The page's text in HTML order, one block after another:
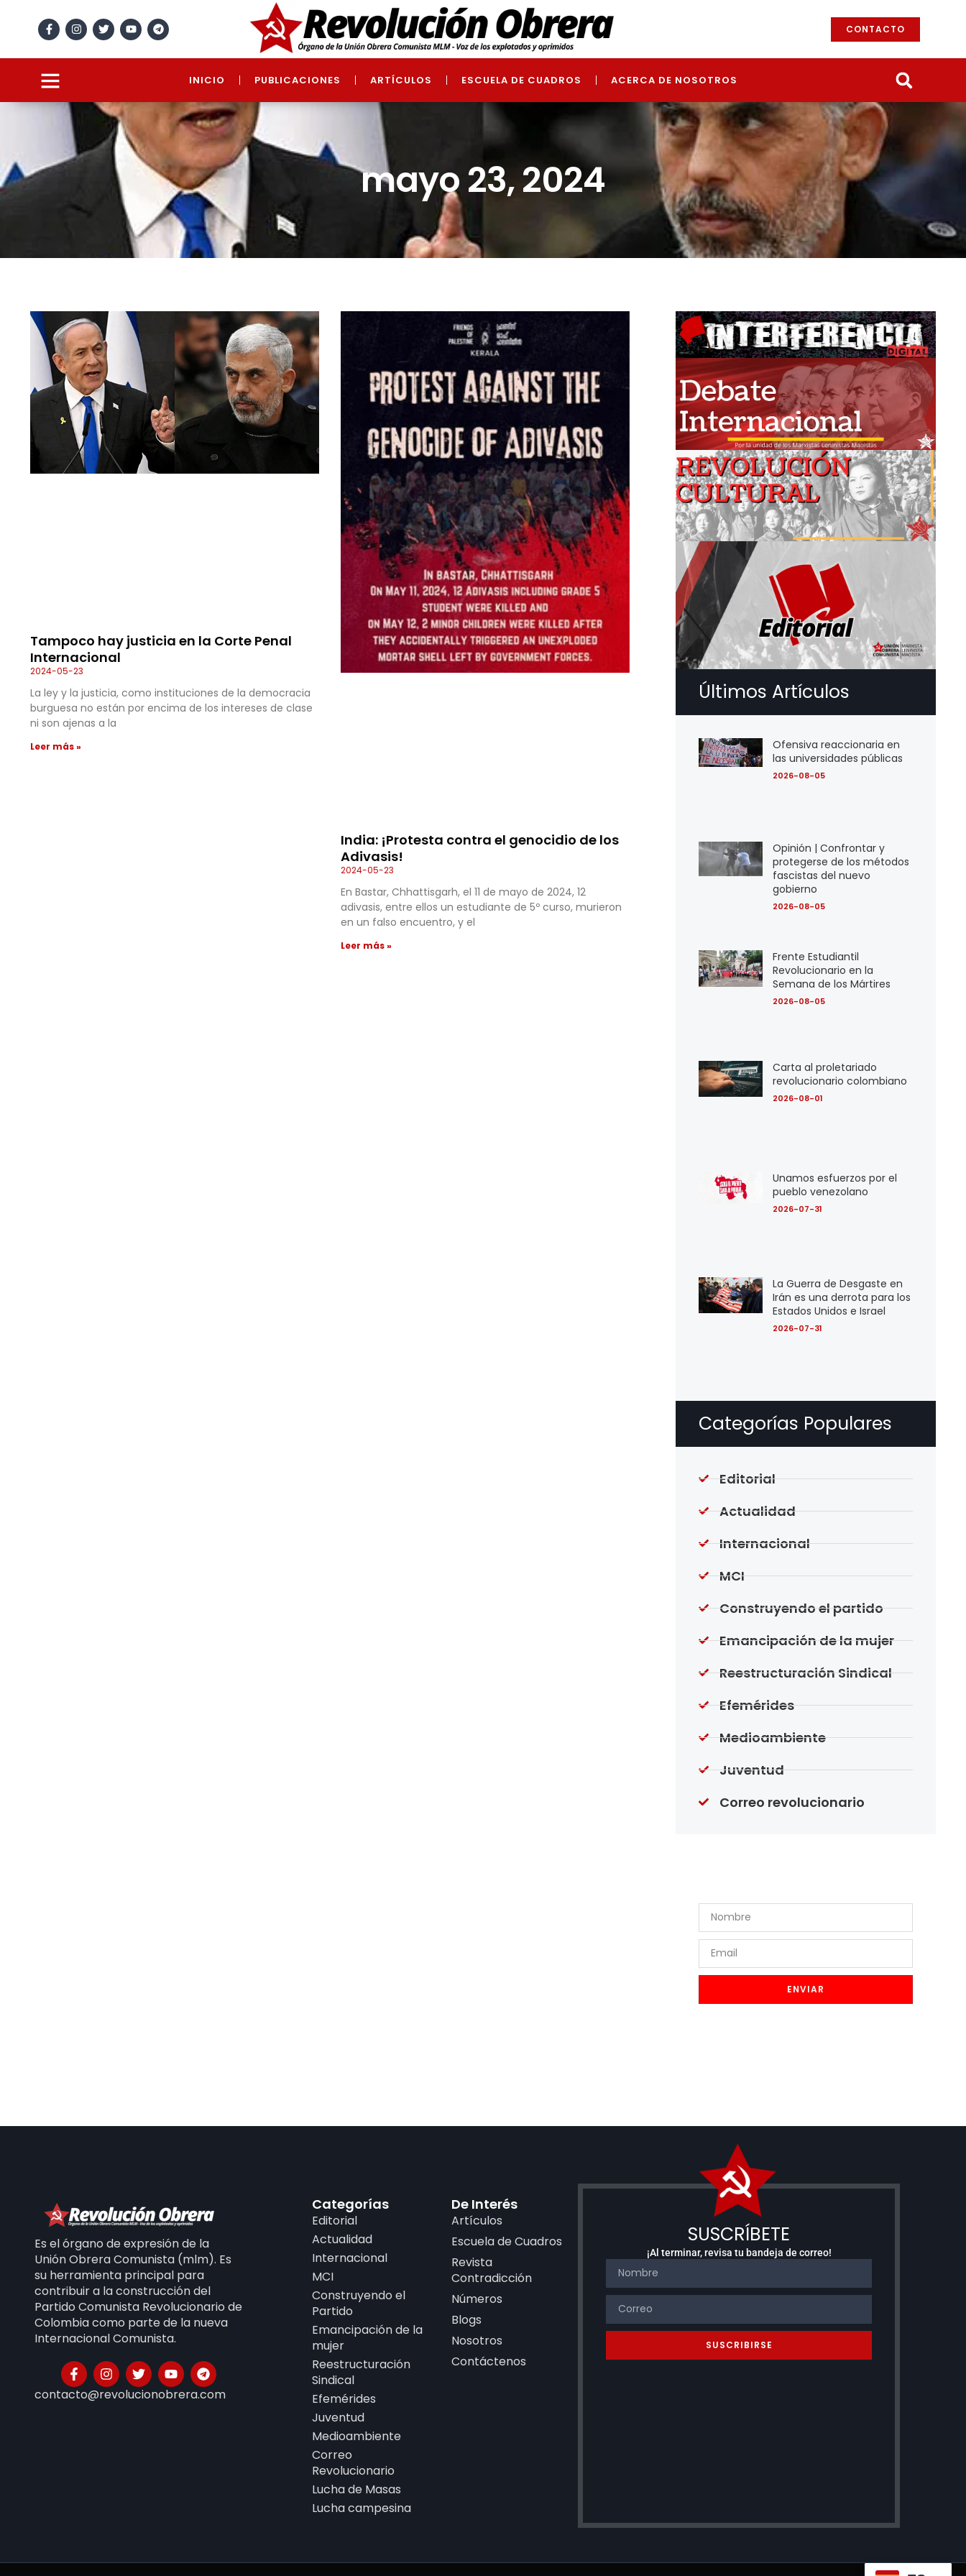
CONTACTO
INICIO PUBLICACIONES ARTÍCULOS ESCUELA DE CUADROS ACERCA DE NOSOTROS
mayo 23, 2024
Tampoco hay justicia en la Corte Penal
Internacional
2024-05-23
La ley y la justicia, como instituciones de la democracia
burguesa no están por encima de los intereses de clase
ni son ajenas a la
Leer más »
India: ¡Protesta contra el genocidio de los
Adivasis!
2024-05-23
En Bastar, Chhattisgarh, el 11 de mayo de 2024, 12
adivasis, entre ellos un estudiante de 5º curso, murieron
en un falso encuentro, y el
Leer más »
Últimos Artículos
Ofensiva reaccionaria en
las universidades públicas
2026-08-05
Opinión | Confrontar y
protegerse de los métodos
fascistas del nuevo
gobierno
2026-08-05
Frente Estudiantil
Revolucionario en la
Semana de los Mártires
2026-08-05
Carta al proletariado
revolucionario colombiano
2026-08-01
Unamos esfuerzos por el
pueblo venezolano
2026-07-31
La Guerra de Desgaste en
Irán es una derrota para los
Estados Unidos e Israel
2026-07-31
Categorías Populares
Editorial
Actualidad
Internacional
MCI
Construyendo el partido
Emancipación de la mujer
Reestructuración Sindical
Efemérides
Medioambiente
Juventud
Correo revolucionario
ENVIAR
Es el órgano de expresión de la
Unión Obrera Comunista (mlm). Es
su herramienta principal para
contribuir a la construcción del
Partido Comunista Revolucionario de
Colombia como parte de la nueva
Internacional Comunista.
contacto@revolucionobrera.com
Categorías
Editorial
Actualidad
Internacional
MCI
Construyendo el
Partido
Emancipación de la
mujer
Reestructuración
Sindical
Efemérides
Juventud
Medioambiente
Correo
Revolucionario
Lucha de Masas
Lucha campesina
De Interés
Artículos
Escuela de Cuadros
Revista
Contradicción
Números
Blogs
Nosotros
Contáctenos
SUSCRÍBETE
¡Al terminar, revisa tu bandeja de correo!
SUSCRIBIRSE